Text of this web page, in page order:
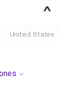
United States